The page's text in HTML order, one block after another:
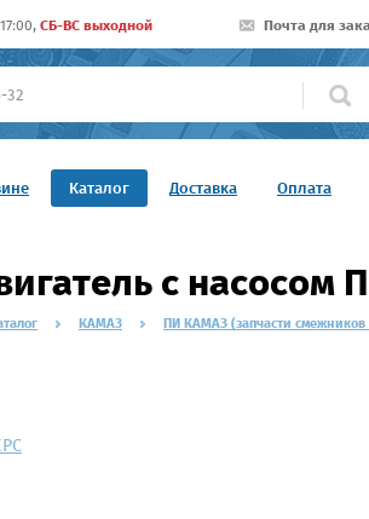
СБ-ВС выходной Почта для
Каталог Доставка Оплата
с насосом
КАМАЗ ПИ КАМАЗ (запчасти